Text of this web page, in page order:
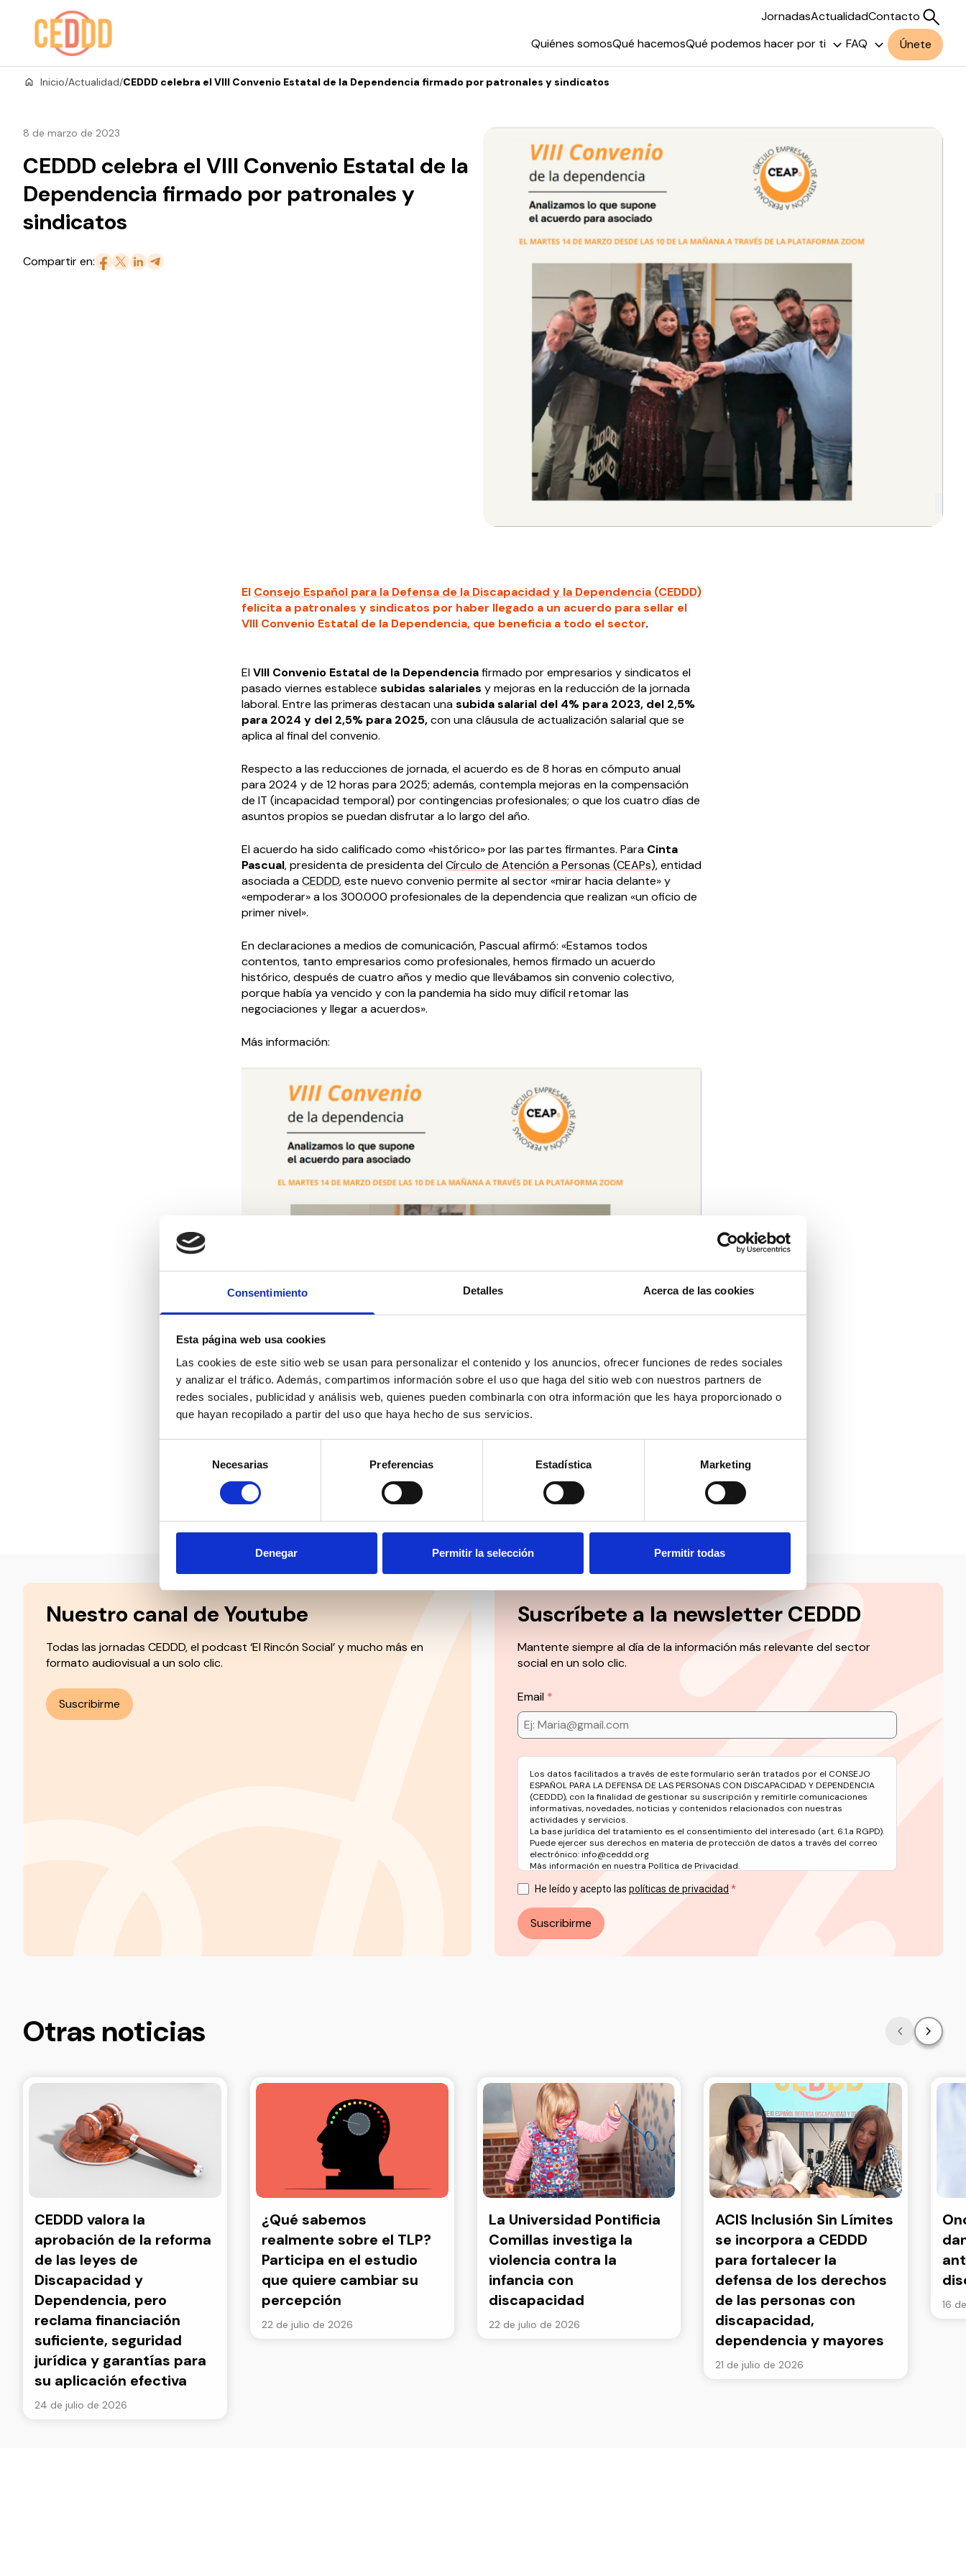
Consentimiento Detalles Acerca de las cookies
Esta página web usa cookies
Las cookies de este sitio web se usan para personalizar el contenido y los anuncios, ofrecer funciones de redes sociales
y analizar el tráfico. Además, compartimos información sobre el uso que haga del sitio web con nuestros partners de
redes sociales, publicidad y análisis web, quienes pueden combinarla con otra información que les haya proporcionado o
que hayan recopilado a partir del uso que haya hecho de sus servicios.
consentimiento
Necesarias Preferencias Estadística Marketing
Denegar Permitir la selección Permitir todas
Saltar al contenido
JornadasActualidadContacto
Quiénes somosQué hacemosQué podemos hacer por ti FAQ Únete
Inicio/Actualidad/CEDDD celebra el VIII Convenio Estatal de la Dependencia firmado por patronales y sindicatos
8 de marzo de 2023
CEDDD celebra el VIII Convenio Estatal de la
Dependencia firmado por patronales y
sindicatos
Compartir en:
El Consejo Español para la Defensa de la Discapacidad y la Dependencia (CEDDD)
felicita a patronales y sindicatos por haber llegado a un acuerdo para sellar el
VIII Convenio Estatal de la Dependencia, que beneficia a todo el sector.
ElVIII Convenio Estatal de la Dependenciafirmado por empresarios y sindicatos el
pasado viernes establece subidas salariales y mejoras en la reducción de la jornada
laboral. Entre las primeras destacan unasubida salarial del 4% para 2023, del 2,5%
para 2024 y del 2,5% para 2025,con una cláusula de actualización salarial que se
aplica al final del convenio.
Respecto a las reducciones de jornada, el acuerdo es de 8 horas en cómputo anual
para 2024 y de 12 horas para 2025; además, contempla mejoras en la compensación
de IT (incapacidad temporal) por contingencias profesionales; o que los cuatro días de
asuntos propios se puedan disfrutar a lo largo del año.
El acuerdo ha sido calificado como «histórico» por las partes firmantes. Para Cinta
Pascual, presidenta de presidenta delCírculo de Atención a Personas (CEAPs), entidad
asociada aCEDDD, este nuevo convenio permite al sector «mirar hacia delante» y
«empoderar» a los 300.000 profesionales de la dependencia que realizan «un oficio de
primer nivel».
En declaraciones a medios de comunicación, Pascual afirmó: «Estamos todos
contentos, tanto empresarios como profesionales, hemos firmado un acuerdo
histórico, después de cuatro años y medio que llevábamos sin convenio colectivo,
porque había ya vencido y con la pandemia ha sido muy difícil retomar las
negociaciones y llegar a acuerdos».
Más información:
Nuestro canal de Youtube
Todas las jornadas CEDDD, el podcast ‘El Rincón Social’ y mucho más en
formato audiovisual a un solo clic.
Suscribirme
Suscríbete a la newsletter CEDDD
Mantente siempre al día de la información más relevante del sector
social en un solo clic.
Email
Los datos facilitados a través de este formulario serán tratados por el CONSEJO
ESPAÑOL PARA LA DEFENSA DE LAS PERSONAS CON DISCAPACIDAD Y DEPENDENCIA
(CEDDD), con la finalidad de gestionar su suscripción y remitirle comunicaciones
informativas, novedades, noticias y contenidos relacionados con nuestras
actividades y servicios.
La base jurídica del tratamiento es el consentimiento del interesado (art. 6.1.a RGPD).
Puede ejercer sus derechos en materia de protección de datos a través del correo
electrónico: info@ceddd.org
Más información en nuestra Política de Privacidad.
He leído y acepto las políticas de privacidad
Suscribirme
Otras noticias
CEDDD valora la
aprobación de la reforma
de las leyes de
Discapacidad y
Dependencia, pero
reclama financiación
suficiente, seguridad
jurídica y garantías para
su aplicación efectiva
24 de julio de 2026
¿Qué sabemos
realmente sobre el TLP?
Participa en el estudio
que quiere cambiar su
percepción
22 de julio de 2026
La Universidad Pontificia
Comillas investiga la
violencia contra la
infancia con
discapacidad
22 de julio de 2026
ACIS Inclusión Sin Límites
se incorpora a CEDDD
para fortalecer la
defensa de los derechos
de las personas con
discapacidad,
dependencia y mayores
21 de julio de 2026
16